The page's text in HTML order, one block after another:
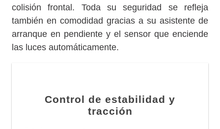
colisión frontal. Toda su seguridad se refleja
también en comodidad gracias a su asistente de
arranque en pendiente y el sensor que enciende
las luces automáticamente.
Control de estabilidad y
tracción